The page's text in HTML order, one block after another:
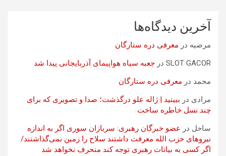
آخرین دیدگاه‌ها
مرضیه در معرفی دره ستارگان
SLOT GACOR در جعبه سیاه هواپیمای آذربایجانی پیدا شد
محمد در معرفی دره ستارگان
مرادی در ببینید | ژاله علو درگذشت؛ صدا و تصویری که برای
چند نسل خاطره ساخت
ساحل در عضو خبرگان رهبری: سربازان سوری اگر به اندازه
نیروهای حزب الله معرفت داشتند سلاح را زمین نمی‌گذاشتند/
اگر کسی به بیانات رهبری توجه کند منحرف نخواهد شد